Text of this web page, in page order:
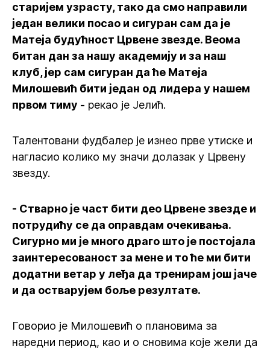
старијем узрасту, тако да смо направили
један велики посао и сигуран сам да је
Матеја будућност Црвене звезде. Веома
битан дан за нашу академију и за наш
клуб, јер сам сигуран да ће Матеја
Милошевић бити један од лидера у нашем
првом тиму - рекао је Јелић.
Талентовани фудбалер је изнео прве утиске и
нагласио колико му значи долазак у Црвену
звезду.
- Стварно је част бити део Црвене звезде и
потрудићу се да оправдам очекивања.
Сигурно ми је много драго што је постојала
заинтересованост за мене и то ће ми бити
додатни ветар у леђа да тренирам још јаче
и да остварујем боље резултате.
Говорио је Милошевић о плановима за
наредни период, као и о сновима које жели да